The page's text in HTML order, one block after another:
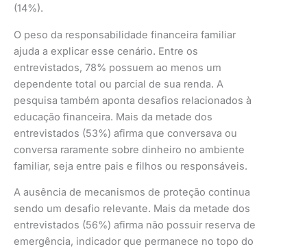
(14%).
O peso da responsabilidade financeira familiar
ajuda a explicar esse cenário. Entre os
entrevistados, 78% possuem ao menos um
dependente total ou parcial de sua renda. A
pesquisa também aponta desafios relacionados à
educação financeira. Mais da metade dos
entrevistados (53%) afirma que conversava ou
conversa raramente sobre dinheiro no ambiente
familiar, seja entre pais e filhos ou responsáveis.
A ausência de mecanismos de proteção continua
sendo um desafio relevante. Mais da metade dos
entrevistados (56%) afirma não possuir reserva de
emergência, indicador que permanece no topo do